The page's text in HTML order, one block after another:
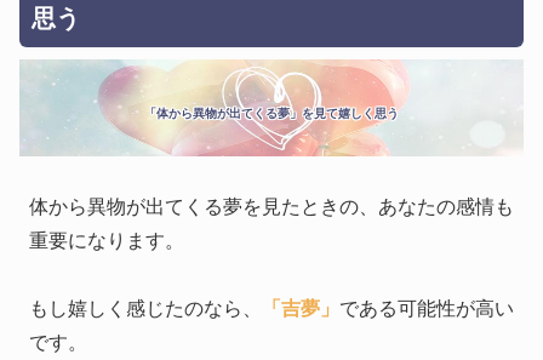
思う
「体から異物が出てくる夢」を見て嬉しく思う
体から異物が出てくる夢を見たときの、あなたの感情も
重要になります。
もし嬉しく感じたのなら、 「吉夢」 である可能性が高い
です。